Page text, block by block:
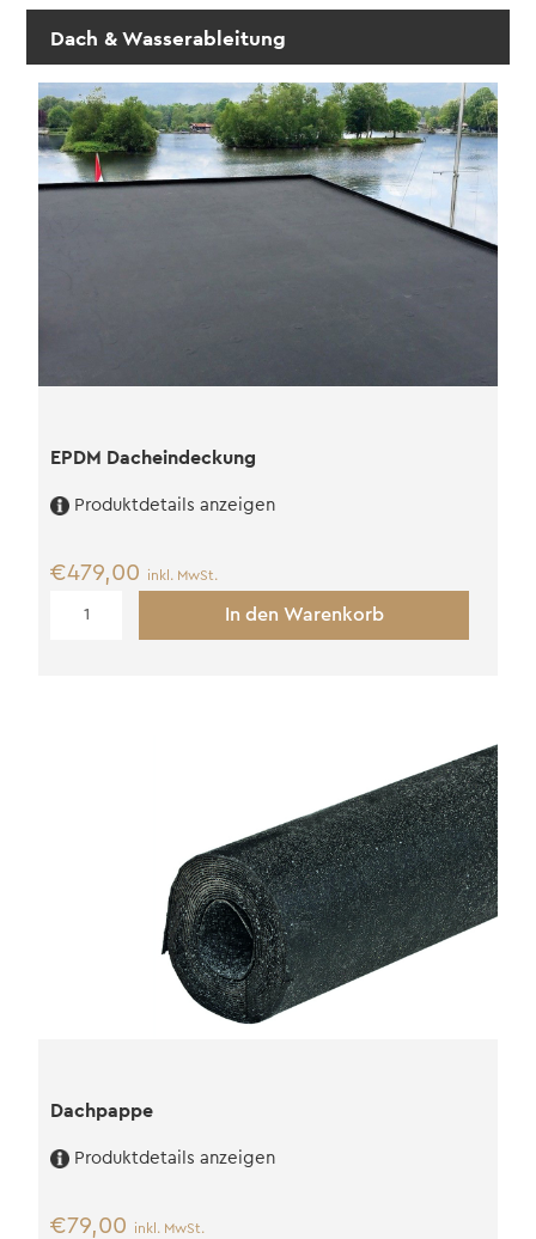
Dach & Wasserableitung
EPDM Dacheindeckung
Produktdetails anzeigen
€479,00 inkl. MwSt.
EPDM
Dacheindeckung
In den Warenkorb
Dachpappe
Produktdetails anzeigen
€79,00 inkl. MwSt.